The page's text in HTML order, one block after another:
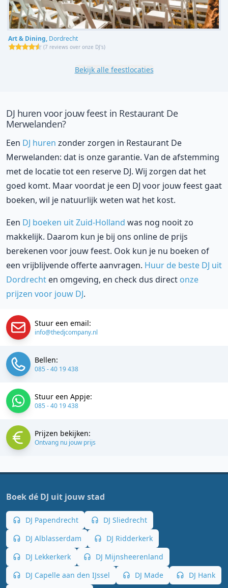
Art & Dining, Dordrecht
(7 reviews over onze DJ's)
Bekijk alle feestlocaties
DJ huren voor jouw feest in Restaurant De
Merwelanden?
Een DJ huren zonder zorgen in Restaurant De
Merwelanden: dat is onze garantie. Van de afstemming
met de locatie tot een reserve DJ. Wij zorgen dat het
goed komt. Maar voordat je een DJ voor jouw feest gaat
boeken, wil je natuurlijk weten wat het kost.
Een DJ boeken uit Zuid-Holland was nog nooit zo
makkelijk. Daarom kun je bij ons online de prijs
berekenen voor jouw feest. Ook kun je nu boeken of
een vrijblijvende offerte aanvragen. Huur de beste DJ uit
Dordrecht en omgeving, en check dus direct onze
prijzen voor jouw DJ.
Stuur een email:
info@thedjcompany.nl
Bellen:
085 - 40 19 438
Stuur een Appje:
085 - 40 19 438
Prijzen bekijken:
Ontvang nu jouw prijs
Boek dé DJ uit jouw stad
DJ Papendrecht
DJ Sliedrecht
DJ Alblasserdam
DJ Ridderkerk
DJ Lekkerkerk
DJ Mijnsheerenland
DJ Capelle aan den IJssel
DJ Made
DJ Hank